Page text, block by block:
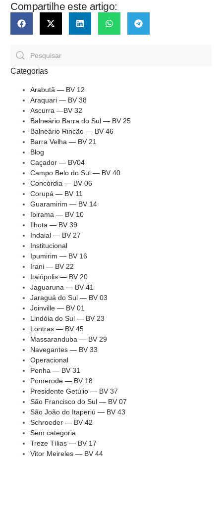
Compartilhe este artigo:
Categorias
Arabutã — BV 12
Araquari — BV 38
Ascurra —BV 32
Balneário Barra do Sul — BV 25
Balneário Rincão — BV 46
Barra Velha — BV 21
Blog
Caçador — BV04
Campo Belo do Sul — BV 40
Concórdia — BV 06
Corupá — BV 11
Guaramirim — BV 14
Ibirama — BV 10
Ilhota — BV 39
Indaial — BV 27
Institucional
Ipumirim — BV 16
Irani — BV 22
Itaiópolis — BV 20
Jaguaruna — BV 41
Jaraguá do Sul — BV 03
Joinville — BV 01
Lindóia do Sul — BV 23
Lontras — BV 45
Massaranduba — BV 29
Navegantes — BV 33
Operacional
Penha — BV 31
Pomerode — BV 18
Presidente Getúlio — BV 37
São Francisco do Sul — BV 07
São João do Itaperiú — BV 43
Schroeder — BV 42
Sem categoria
Treze Tílias — BV 17
Vitor Meireles — BV 44